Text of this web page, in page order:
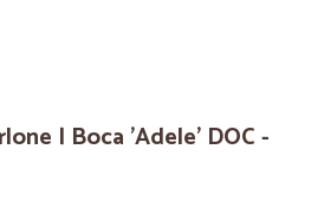
| Boca 'Adele' DOC -